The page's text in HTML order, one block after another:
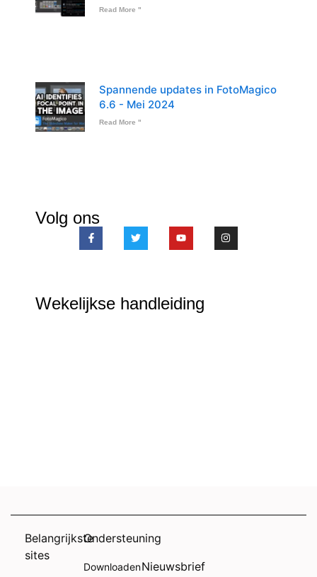
Read More "
Spannende updates in FotoMagico
6.6 - Mei 2024
Read More "
Volg ons
Wekelijkse handleiding
Belangrijkste
sites
Ondersteuning
DownloadenNieuwsbrief